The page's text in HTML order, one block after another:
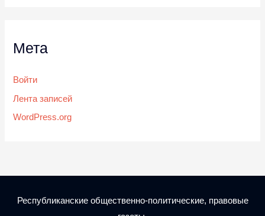
Мета
Войти
Лента записей
WordPress.org
Республиканские общественно-политические, правовые